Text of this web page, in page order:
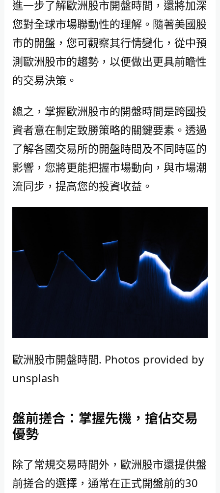
進一步了解歐洲股市開盤時間，還將加深
您對全球市場聯動性的理解。隨著美國股
市的開盤，您可觀察其行情變化，從中預
測歐洲股市的趨勢，以便做出更具前瞻性
的交易決策。
總之，掌握歐洲股市的開盤時間是跨國投
資者意在制定致勝策略的關鍵要素。透過
了解各國交易所的開盤時間及不同時區的
影響，您將更能把握市場動向，與市場潮
流同步，提高您的投資收益。
歐洲股市開盤時間. Photos provided by
unsplash
盤前搓合：掌握先機，搶佔交易
優勢
除了常規交易時間外，歐洲股市還提供盤
前搓合的選擇，通常在正式開盤前的30